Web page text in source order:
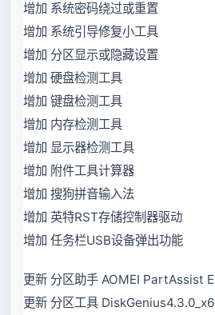
增加 系统密码绕过或重置
增加 系统引导修复小工具
增加 分区显示或隐藏设置
增加 硬盘检测工具
增加 键盘检测工具
增加 内存检测工具
增加 显示器检测工具
增加 附件工具计算器
增加 搜狗拼音输入法
增加 英特RST存储控制器驱动
增加 任务栏USB设备弹出功能
更新 分区助手 AOMEI PartAssist
更新 分区工具